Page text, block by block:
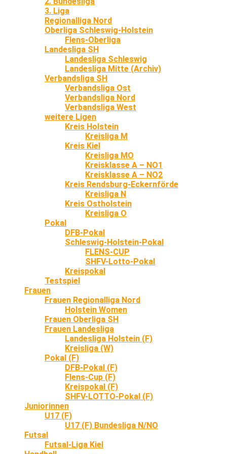
3. Liga
Regionalliga Nord
Oberliga Schleswig-Holstein
Flens-Oberliga
Landesliga SH
Landesliga Schleswig
Landesliga Mitte (Archiv)
Verbandsliga SH
Verbandsliga Ost
Verbandsliga Nord
Verbandsliga West
weitere Ligen
Kreis Holstein
Kreisliga M
Kreis Kiel
Kreisliga MO
Kreisklasse A – NO1
Kreisklasse A – NO2
Kreis Rendsburg-Eckernförde
Kreisliga N
Kreis Ostholstein
Kreisliga O
Pokal
DFB-Pokal
Schleswig-Holstein-Pokal
FLENS-CUP
SHFV-Lotto-Pokal
Kreispokal
Testspiel
Frauen
Frauen Regionalliga Nord
Holstein Women
Frauen Oberliga SH
Frauen Landesliga
Landesliga Holstein (F)
Kreisliga (W)
Pokal (F)
DFB-Pokal (F)
Flens-Cup (F)
Kreispokal (F)
SHFV-LOTTO-Pokal (F)
Juniorinnen
U17 (F)
U17 (F) Bundesliga N/NO
Futsal
Futsal-Liga Kiel